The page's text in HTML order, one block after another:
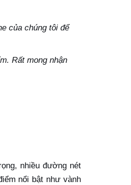
của chúng tôi để
Rất mong nhận
nhiều đường nét
nổi bật như vành